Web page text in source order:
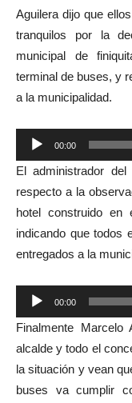
Aguilera dijo que
tranquilos por la
municipal de
terminal de buses, y
a la municipalidad.
Reproductor
de
audio
00:00
El administrador
respecto a la
hotel construido en
indicando que todos
entregados a la
Reproductor
de
audio
00:00
Finalmente
alcalde y todo el
la situación y vean
buses va cumplir